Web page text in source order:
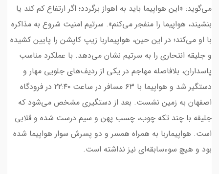
می‌گوید: «این هواپیما باید به اهواز برگردد؛ اگر ارتفاع کم کند یا
بنشیند، هواپیما را منفجر می‌کنم». سرتیم امنیت شروع به مذاکره
با او می‌کند؛ در این حین، هواپیماربا زیپ کاپشن را پایین کشیده
و جلیقه انتحاری را به سرتیم نشان می‌دهد. با عملکرد مناسب
پاسداران، بلافاصله مهاجم در یکی از ردیف‌های جلویی مهار و
دستگیر شد و هواپیما با ۶۳ مسافر در ساعت ۲۲:۴۰ در فرودگاه
اصفهان به زمین نشست. بعد از دستگیری مشخص می‌شود که
جلیقه با چند تکه چوب، چسب پهن و سیم درست شده و قلابی
است. هواپیماربا به همراه همسر و دو پسرش سوار هواپیما شده
بود و هیچ سوءسابقه‌ای نیز نداشته است.